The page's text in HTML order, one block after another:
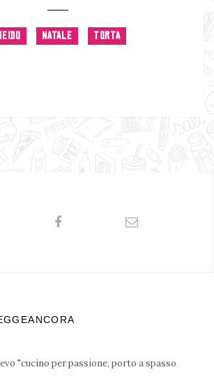
NATALE TORTA
"cucino per passione, porto a spasso